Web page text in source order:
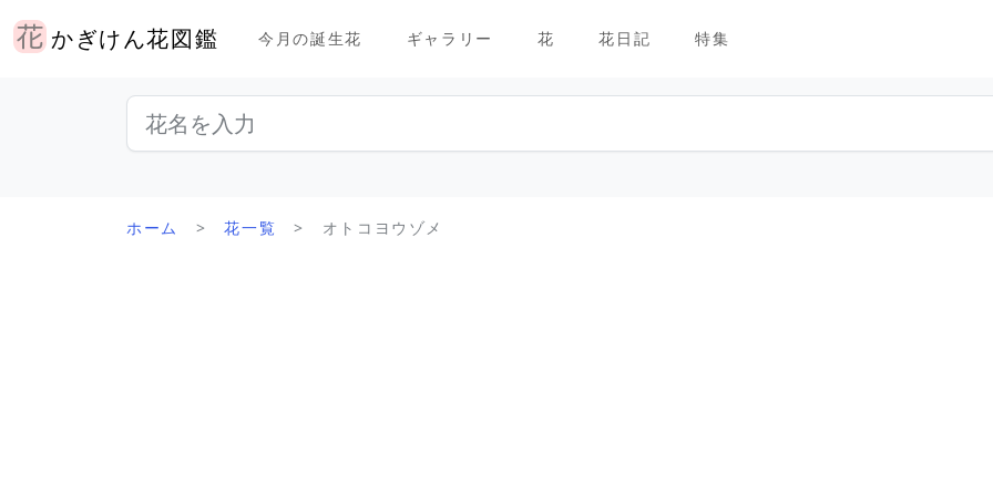
かぎけん花図鑑 今月の誕生花 ギャラリー 花 花日記 特集
ホーム 花一覧 オトコヨウゾメ